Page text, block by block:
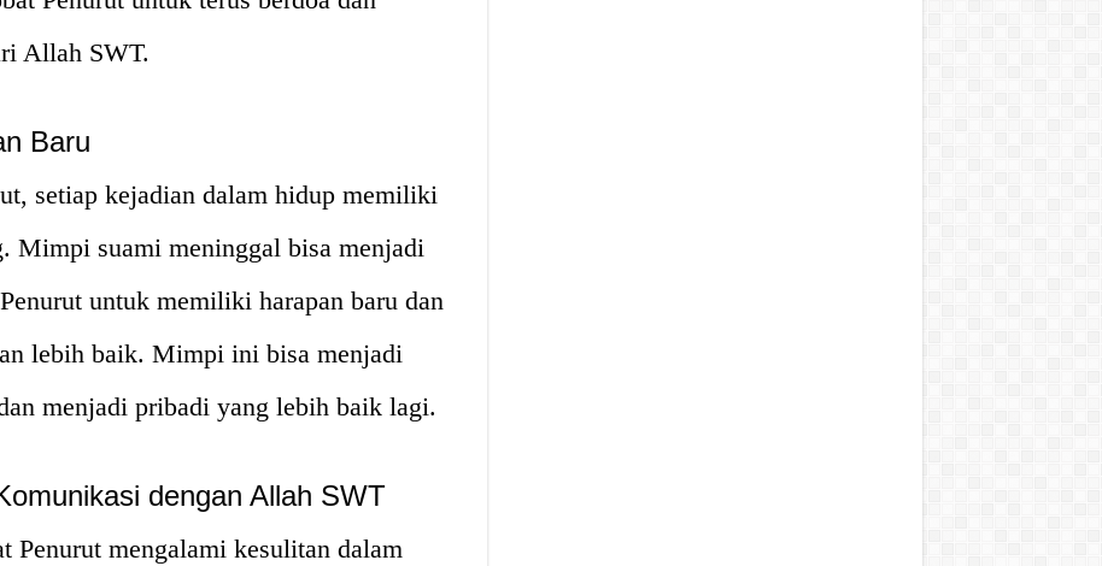
Allah SWT.
Baru
setiap kejadian dalam hidup memiliki
Mimpi suami meninggal bisa menjadi
untuk memiliki harapan baru dan
lebih baik. Mimpi ini bisa menjadi
menjadi pribadi yang lebih baik lagi.
dengan Allah SWT
Penurut mengalami kesulitan dalam